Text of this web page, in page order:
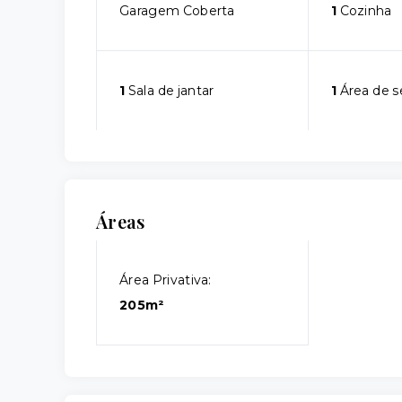
Garagem Coberta 1Cozinha
1 Sala de jantar 1Área de
Áreas
Área Privativa:
205m²